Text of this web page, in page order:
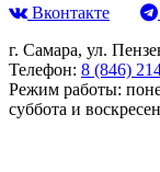
Вконтакте
г. Самара, ул.
Телефон: 8 (846)
Режим работы:
суббота и